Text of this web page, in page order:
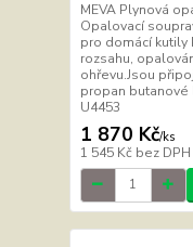
MEVA Plynová
Opalovací
pro domácí kutily
rozsahu,
ohřevu.Jsou
propan butanové
U4453
1 870 Kč/ks
1 545 Kč bez DPH